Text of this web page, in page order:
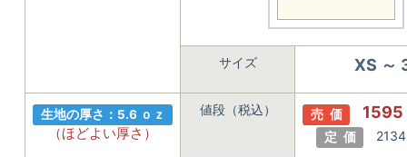
サイズ XS ～
生地の厚さ：5.6 ｏｚ
（ほどよい厚さ）
値段（税込） 売 価 1595
定 価